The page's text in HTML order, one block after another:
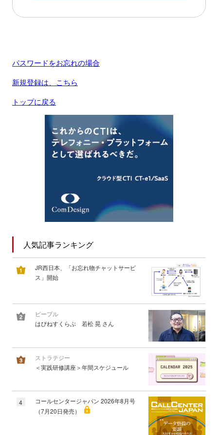
パスワードをお忘れの場合
新規登録は、こちら
トップに戻る
人気記事ランキング
JR西日本、「お忘れ物チャットサービ
ス」開始
ピープル
はぴねすくらぶ 若松 晃 さん
ストラテジー
＜実践研修講座＞年間スケジュール
4
コールセンタージャパン 2026年8月号
（7月20日発売）